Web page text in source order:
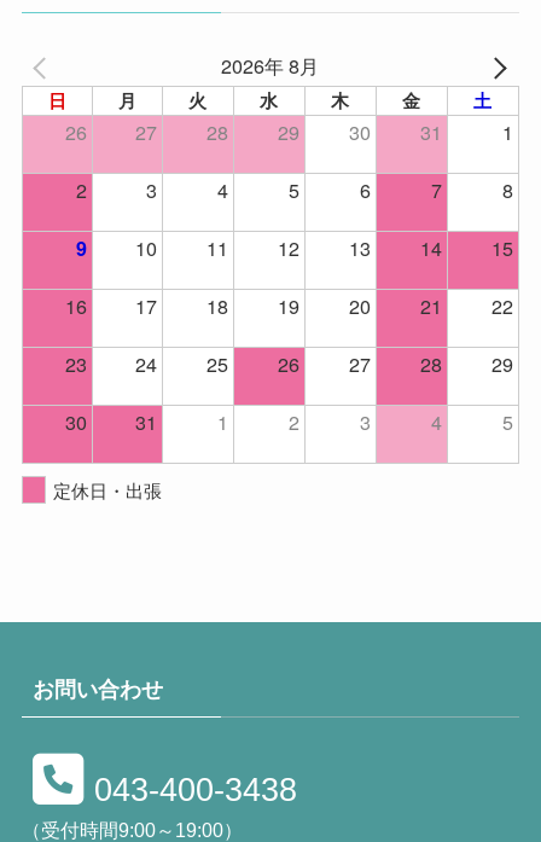
2026年 8月
日 月 火 水 木 金 土
26 27 28 29 30 31
1
2
3 4 5 6 7 8
9 10 11 12 13 14
15
16
17 18 19 20 21
22
23
24 25 26 27 28
29
30
31 1 2 3 4 5
定休日・出張
お問い合わせ
043-400-3438
（受付時間9:00～19:00）